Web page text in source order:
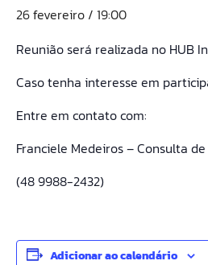
26 fevereiro / 19:00
Reunião será realizada no HUB
Caso tenha interesse em
Entre em contato com:
Franciele Medeiros – Consulta
(48 9988-2432)
Adicionar ao calendário